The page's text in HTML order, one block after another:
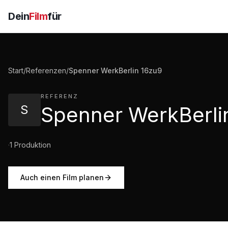
DeinFilmfür
Start/Referenzen/Spenner WerkBerlin 16zu9
S
REFERENZ
·1 Produktion
Auch einen Film planen